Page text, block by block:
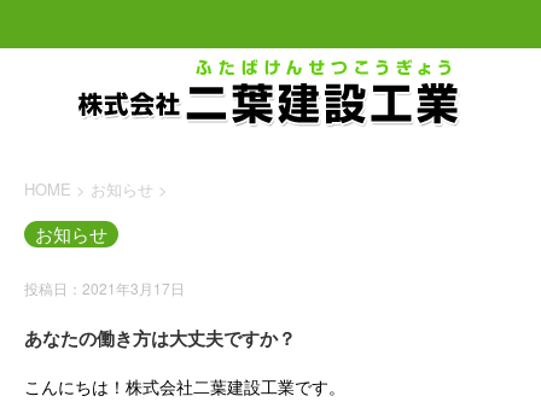
HOME > お知らせ >
お知らせ
投稿日：2021年3月17日
あなたの働き方は大丈夫ですか？
こんにちは！株式会社二葉建設工業です。